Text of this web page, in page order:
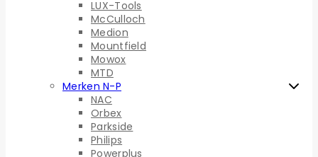
LUX-Tools
McCulloch
Medion
Mountfield
Mowox
MTD
Merken N-P
NAC
Orbex
Parkside
Philips
Powerplus